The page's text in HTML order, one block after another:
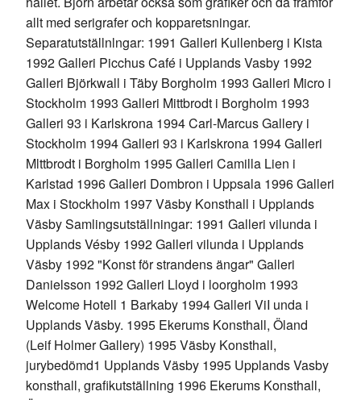
allt med serigrafer och kopparetsningar.
Separatutställnlngar: 1991 Galleri Kullenberg i Kista
1992 Galleri Picchus Café i Upplands Vasby 1992
Galleri Björkwall i Täby Borgholm 1993 Galleri Micro i
Stockholm 1993 Galleri Mittbrodt i Borgholm 1993
Galleri 93 i Karlskrona 1994 Carl-Marcus Gallery i
Stockholm 1994 Galleri 93 i Karlskrona 1994 Galleri
Mlttbrodt i Borgholm 1995 Galleri Camilla Lien i
Karlstad 1996 Galleri Dombron i Uppsala 1996 Galleri
Max i Stockholm 1997 Väsby Konsthall i Upplands
Väsby Samlingsutställningar: 1991 Galleri vilunda i
Upplands Vésby 1992 Galleri vilunda i Upplands
Väsby 1992 "Konst för strandens ängar" Galleri
Danielsson 1992 Galleri Lloyd i loorgholm 1993
Welcome Hotell 1 Barkaby 1994 Galleri ViI unda i
Upplands Väsby. 1995 Ekerums Konsthall, Öland
(Leif Holmer Gallery) 1995 Väsby Konsthall,
jurybedömd1 Upplands Väsby 1995 Upplands Vasby
konsthall, grafikutställning 1996 Ekerums Konsthall,